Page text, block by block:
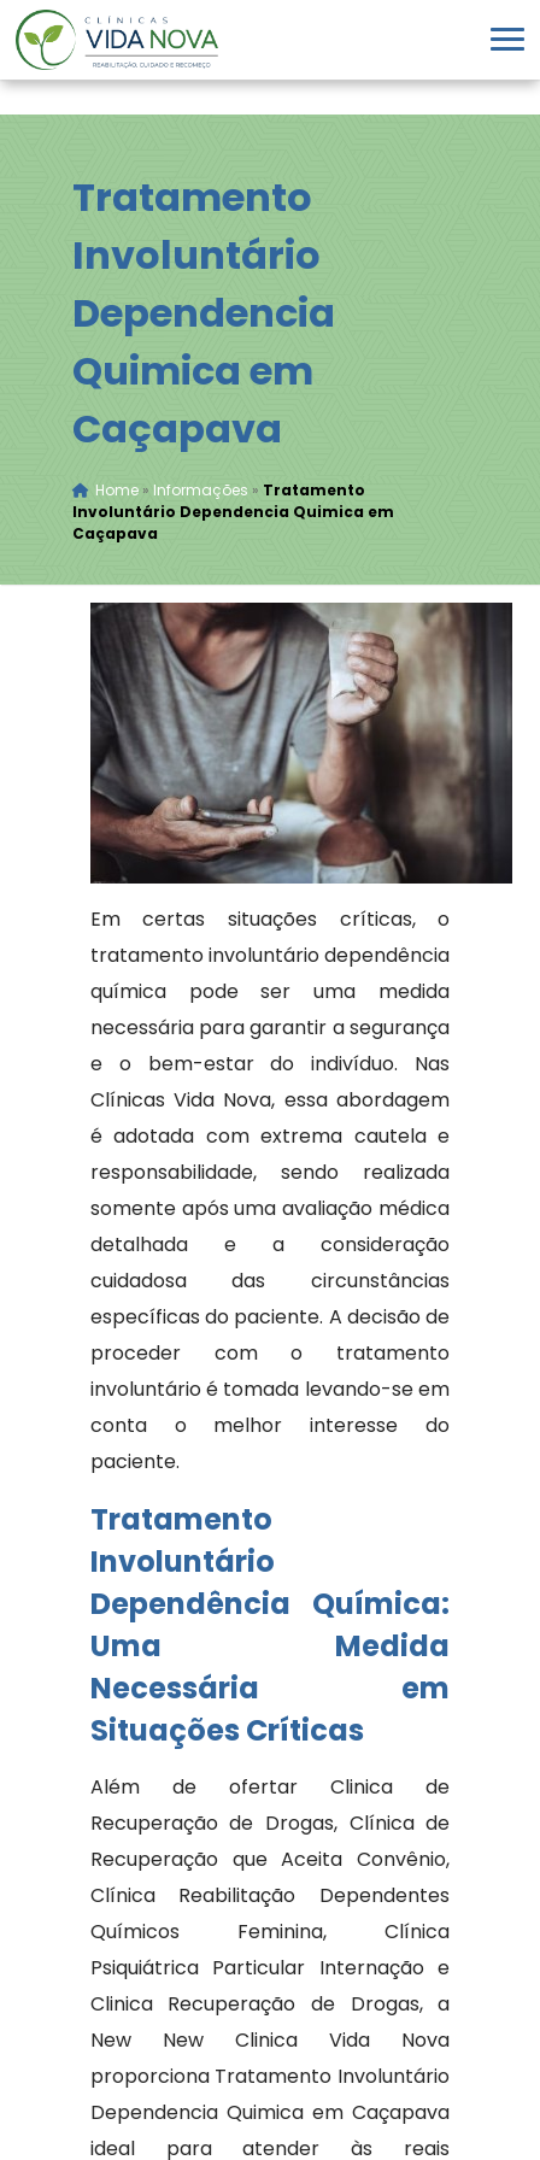
Tratamento
Involuntário
Dependencia
Quimica em
Caçapava
Home» Informações » Tratamento
Involuntário Dependencia Quimica em
Caçapava
Em certas situações críticas, o
tratamento involuntário dependência
química pode ser uma medida
necessária para garantir a segurança
e o bem-estar do indivíduo. Nas
Clínicas Vida Nova, essa abordagem
é adotada com extrema cautela e
responsabilidade, sendo realizada
somente após uma avaliação médica
detalhada e a consideração
cuidadosa das circunstâncias
específicas do paciente. A decisão de
proceder com o tratamento
involuntário é tomada levando-se em
conta o melhor interesse do
paciente.
Tratamento
Involuntário
Dependência Química:
Uma Medida
Necessária em
Situações Críticas
Além de ofertar Clinica de
Recuperação de Drogas, Clínica de
Recuperação que Aceita Convênio,
Clínica Reabilitação Dependentes
Químicos Feminina, Clínica
Psiquiátrica Particular Internação e
Clinica Recuperação de Drogas, a
New New Clinica Vida Nova
proporciona Tratamento Involuntário
Dependencia Quimica em Caçapava
ideal para atender às reais